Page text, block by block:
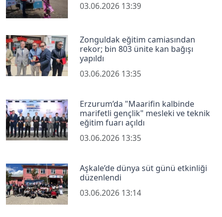
03.06.2026 13:39
Zonguldak eğitim camiasından
rekor; bin 803 ünite kan bağışı
yapıldı
03.06.2026 13:35
Erzurum’da "Maarifin kalbinde
marifetli gençlik" mesleki ve teknik
eğitim fuarı açıldı
03.06.2026 13:35
Aşkale’de dünya süt günü etkinliği
düzenlendi
03.06.2026 13:14